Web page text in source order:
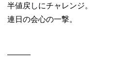
半値戻しにチャレンジ。
連日の会心の一撃。
———